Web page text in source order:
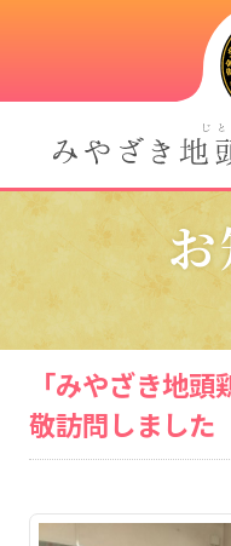
「みやざき地
敬訪問しました